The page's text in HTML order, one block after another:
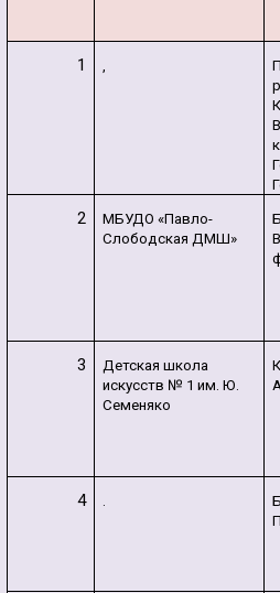
1 ,
2
МБУДО «Павло-
Слободская ДМШ»
3
Детская школа
искусств № 1 им. Ю.
Семеняко
4 .